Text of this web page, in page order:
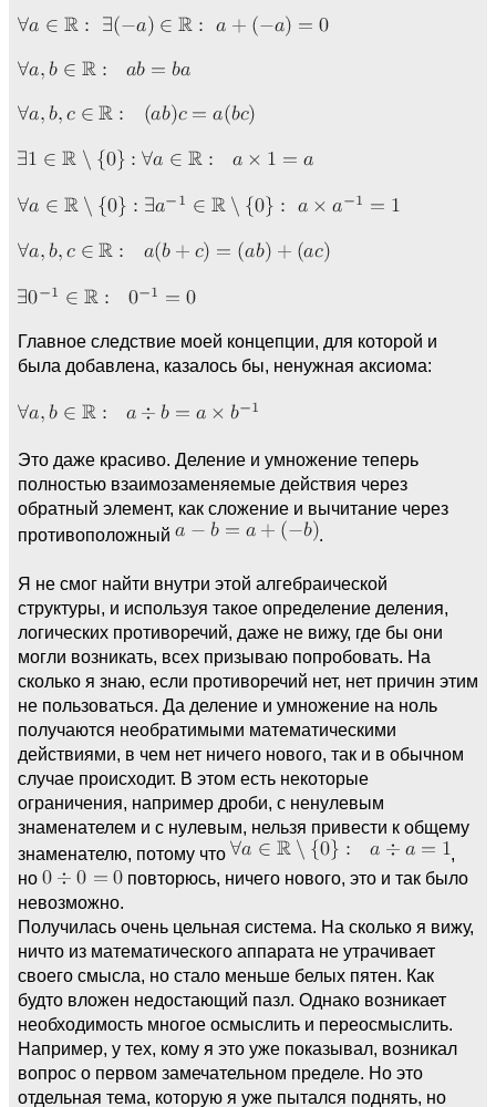
Главное следствие моей концепции, для которой и
была добавлена, казалось бы, ненужная аксиома:
Это даже красиво. Деление и умножение теперь
полностью взаимозаменяемые действия через
обратный элемент, как сложение и вычитание через
противоположный
.
Я не смог найти внутри этой алгебраической
структуры, и используя такое определение деления,
логических противоречий, даже не вижу, где бы они
могли возникать, всех призываю попробовать. На
сколько я знаю, если противоречий нет, нет причин этим
не пользоваться. Да деление и умножение на ноль
получаются необратимыми математическими
действиями, в чем нет ничего нового, так и в обычном
случае происходит. В этом есть некоторые
ограничения, например дроби, с ненулевым
знаменателем и с нулевым, нельзя привести к общему
знаменателю, потому что
,
но
повторюсь, ничего нового, это и так было
невозможно.
Получилась очень цельная система. На сколько я вижу,
ничто из математического аппарата не утрачивает
своего смысла, но стало меньше белых пятен. Как
будто вложен недостающий пазл. Однако возникает
необходимость многое осмыслить и переосмыслить.
Например, у тех, кому я это уже показывал, возникал
вопрос о первом замечательном пределе. Но это
отдельная тема, которую я уже пытался поднять, но